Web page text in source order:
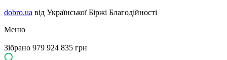
dobro.ua від Української Біржі Благодійності
Меню
Зібрано 979 924 835 грн